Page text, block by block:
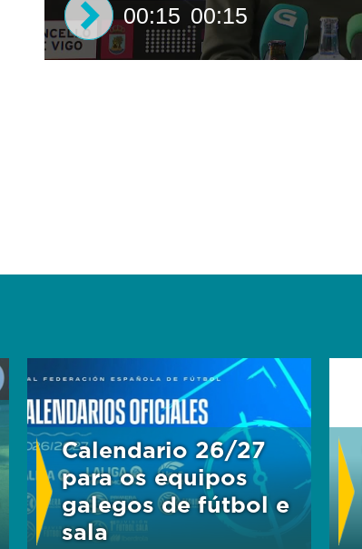
s
d
s
V
o
l
u
m
e
9
0
00:15 00:15
Calendario 26/27
para os equipos
galegos de fútbol e
sala